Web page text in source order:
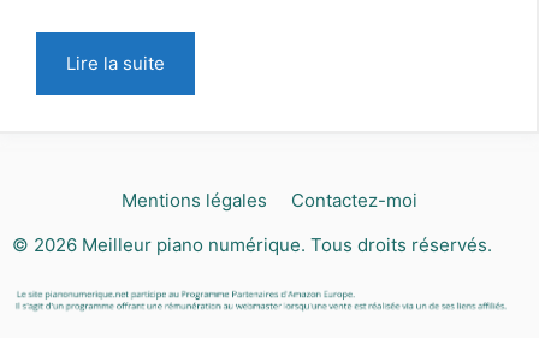
Lire la suite
Mentions légales
Contactez-moi
© 2026 Meilleur piano numérique. Tous droits réservés.